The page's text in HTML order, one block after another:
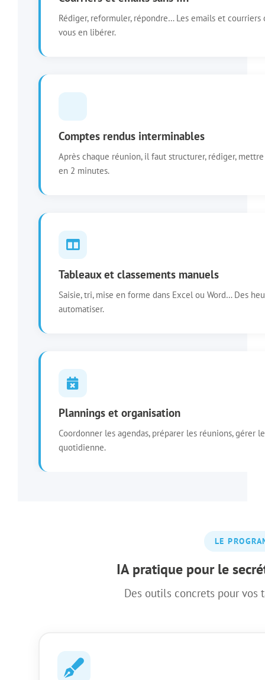
Rédiger, reformuler, répondre… Les emails et
vous en libérer.
Comptes rendus interminables
Après chaque réunion, il faut structurer, rédiger,
en 2 minutes.
Tableaux et classements manuels
Saisie, tri, mise en forme dans Excel ou Word… Des
automatiser.
Plannings et organisation
Coordonner les agendas, préparer les réunions, gérer
quotidienne.
LE
IA pratique pour le
Des outils concrets pour vos